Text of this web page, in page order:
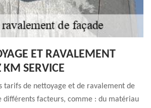
ET RAVALEMENT
KM SERVICE
tarifs de nettoyage et de ravalement de
différents facteurs, comme : du matériau